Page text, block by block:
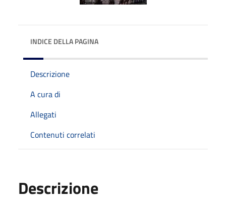
INDICE DELLA PAGINA
Descrizione
A cura di
Allegati
Contenuti correlati
Descrizione